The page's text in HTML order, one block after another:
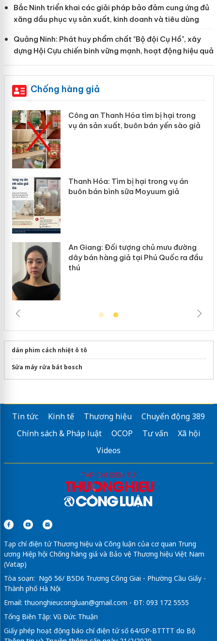
Bắc Ninh triển khai các giải pháp bảo đảm cung ứng đủ
xăng dầu phục vụ sản xuất, kinh doanh và tiêu dùng
Quảng Ninh: Phát huy phẩm chất "Bộ đội Cụ Hồ", xây
dựng Hội Cựu chiến binh vững mạnh, hoạt động hiệu quả
Chống hàng giả
Công an Thanh Hóa tìm bị hại trong
vụ án sản xuất, buôn bán yến sào giả
Thanh Hóa: Tìm bị hại trong vụ án
buôn bán bình sữa Moyuum giả
An Giang: Đối tượng chủ mưu đường
dây bán hàng giả tại Phú Quốc ra đầu
thú
dán phim cách nhiệt ô tô
Sửa máy rửa bát bosch
Tin tức Kinh tế Thương hiệu
Chuyển động 389
Chính sách & Pháp luật
OCOP Tư vấn
Xã hội
Videos
Tạp chí điện tử Thương hiệu và Công luận của cơ quan Trung
ương Hiệp hội Chống hàng giả và Bảo vệ Thương hiệu Việt Nam
(Vatap)
Tòa soạn: Ngõ 56/ B5D6 Trương Công Giai - Phường Cầu Giấy -
Thành phố Hà Nội
Email: thuonghieucongluan@gmail.com - ĐT: 093 172 5555
Tổng Biên Tập: Vũ Đức Thuận
Giấy phép hoạt động báo chí điện tử số 64/GP-BTTTT do Bộ